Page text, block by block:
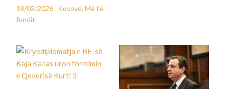
18/02/2026 Kosovë,Më të
fundit